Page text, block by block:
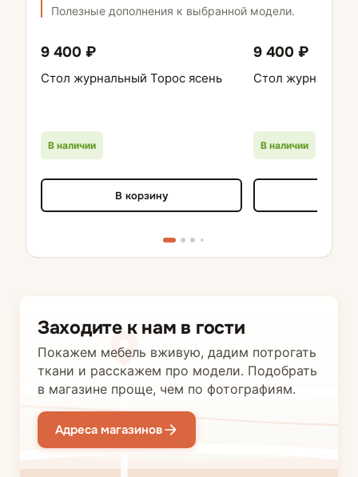
Полезные дополнения к выбранной модели.
9 400 ₽
Стол журнальный Торос ясень
В наличии
В корзину
9 400 ₽
Стол
В наличии
Заходите к нам в гости
Покажем мебель вживую, дадим потрогать
ткани и расскажем про модели. Подобрать
в магазине проще, чем по фотографиям.
Адреса магазинов